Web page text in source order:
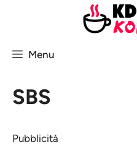
Menu
SBS
Pubblicità